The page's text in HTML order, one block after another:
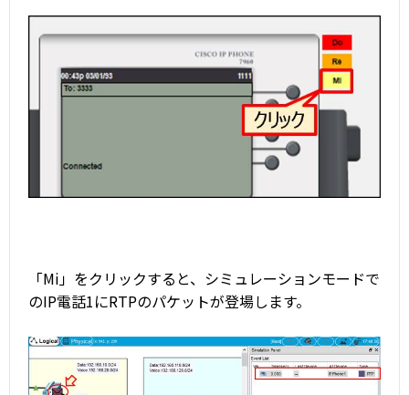
「Mi」をクリックすると、シミュレーションモードで
のIP電話1にRTPのパケットが登場します。